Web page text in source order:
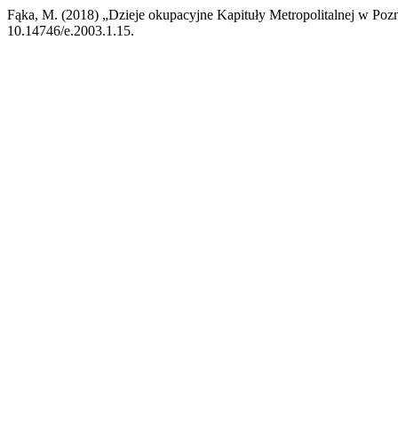
Fąka, M. (2018) „Dzieje okupacyjne Kapituły Metropolitalnej w
10.14746/e.2003.1.15.